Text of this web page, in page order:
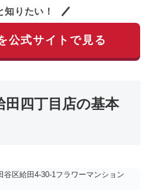
知りたい！
公式サイトで見る
四丁目店の基本
谷区給田4-30-1フラワーマンション